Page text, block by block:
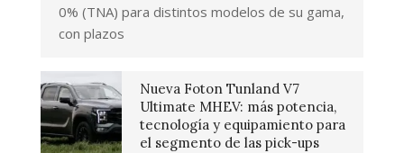
0% (TNA) para distintos modelos de su gama,
con plazos
Nueva Foton Tunland V7
Ultimate MHEV: más potencia,
tecnología y equipamiento para
el segmento de las pick-ups